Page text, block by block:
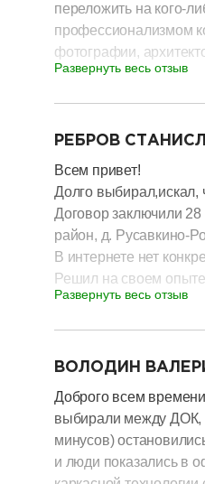
С уважением,
переложить на кого-
профессионализмом
фотографии,
коммерческое
моего дома:
дней, бригада из
строительства знает
Отдельное спасибо,
бригаде!!! Всех вам
на эл.почту, пишите:
Развернуть весь отзыв
РЕБРОВ
Всем привет!
Долго выбирал,искал,
Договор заключили
район, д. Русавкино-
В интернете нет
Решил на своем
этапах
09.11.16
Все работы, на
16.11.16 заехала
30.12.2016
Доброго времени
Развернуть весь отзыв
ВОЛОДИН
Доброго всем
выбирали между ДОК,
минусов)
и люди показались в